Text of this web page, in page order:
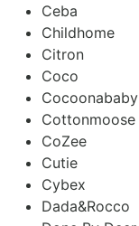
Ceba
Childhome
Citron
Coco
Cocoonababy
Cottonmoose
CoZee
Cutie
Cybex
Dada&Rocco